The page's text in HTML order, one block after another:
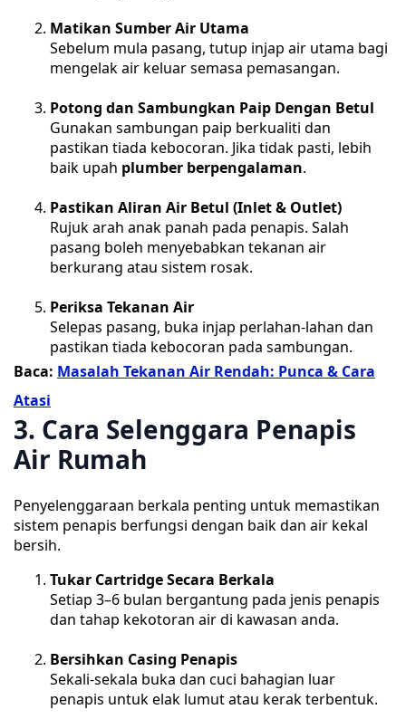
Matikan Sumber Air Utama
Sebelum mula pasang, tutup injap air utama bagi
mengelak air keluar semasa pemasangan.
Potong dan Sambungkan Paip Dengan Betul
Gunakan sambungan paip berkualiti dan
pastikan tiada kebocoran. Jika tidak pasti, lebih
baik upah plumber berpengalaman.
Pastikan Aliran Air Betul (Inlet & Outlet)
Rujuk arah anak panah pada penapis. Salah
pasang boleh menyebabkan tekanan air
berkurang atau sistem rosak.
Periksa Tekanan Air
Selepas pasang, buka injap perlahan-lahan dan
pastikan tiada kebocoran pada sambungan.
Baca: Masalah Tekanan Air Rendah: Punca & Cara
Atasi
3. Cara Selenggara Penapis
Air Rumah
Penyelenggaraan berkala penting untuk memastikan
sistem penapis berfungsi dengan baik dan air kekal
bersih.
Tukar Cartridge Secara Berkala
Setiap 3–6 bulan bergantung pada jenis penapis
dan tahap kekotoran air di kawasan anda.
Bersihkan Casing Penapis
Sekali-sekala buka dan cuci bahagian luar
penapis untuk elak lumut atau kerak terbentuk.